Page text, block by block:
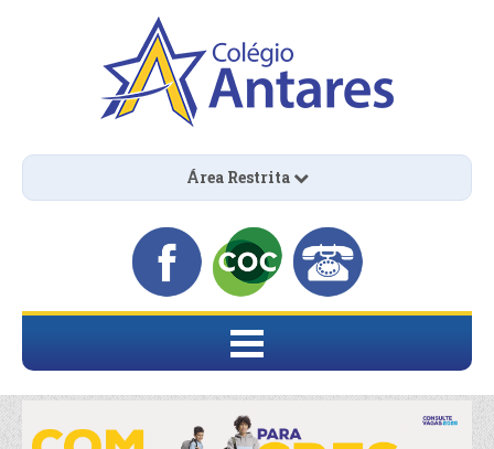
Área Restrita